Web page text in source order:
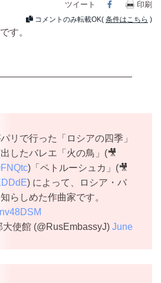
ツイート Facebook
印刷
コメントのみ転載OK( 条件はこちら )
す。
リで行った「ロシアの四季」
したバレエ「火の鳥」(🎥
)「ペトルーシュカ」(🎥
) によって、ロシア・バ
らしめた作曲家です。
使館 (@RusEmbassyJ) June